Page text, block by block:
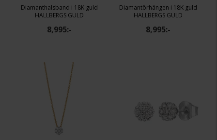
Diamanthalsband i 18K guld
HALLBERGS GULD
8,995:-
Diamantörhängen i 18K guld
HALLBERGS GULD
8,995:-